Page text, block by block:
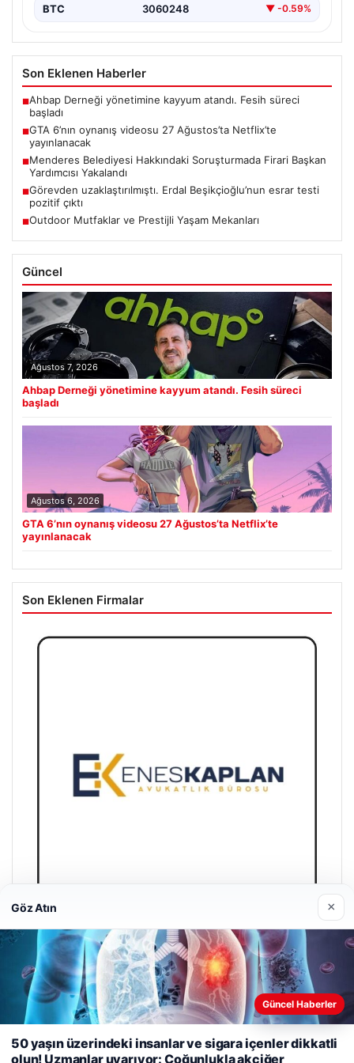
BTC 3060248 ▼ -0.59%
Son Eklenen Haberler
■Ahbap Derneği yönetimine kayyum atandı. Fesih süreci
başladı
■GTA 6’nın oynanış videosu 27 Ağustos’ta Netflix’te
yayınlanacak
■Menderes Belediyesi Hakkındaki Soruşturmada Firari Başkan
Yardımcısı Yakalandı
■Görevden uzaklaştırılmıştı. Erdal Beşikçioğlu’nun esrar testi
pozitif çıktı
■Outdoor Mutfaklar ve Prestijli Yaşam Mekanları
Güncel
Ağustos 7, 2026
Ahbap Derneği yönetimine kayyum atandı. Fesih süreci
başladı
Ağustos 6, 2026
GTA 6’nın oynanış videosu 27 Ağustos’ta Netflix’te
yayınlanacak
Son Eklenen Firmalar
Enes Kaplan Avukatlık Bürosu
Nisan 28, 2026
deneyiminizi kişiselleştirmek ve geliştirmek amacıyla çerezler
Göz Atın ×
Güncel Haberler
50 yaşın üzerindeki insanlar ve sigara içenler dikkatli
olun! Uzmanlar uyarıyor: Çoğunlukla akciğer